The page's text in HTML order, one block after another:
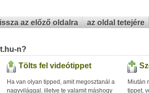
az előző oldalra az oldal tetejére
n?
Tölts fel videótippet
Ha van olyan tipped, amit megosztanál a
nagyvilággal, illetve te valamit máshogy
Miután
tippet,